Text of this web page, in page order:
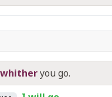
whitheryou go.